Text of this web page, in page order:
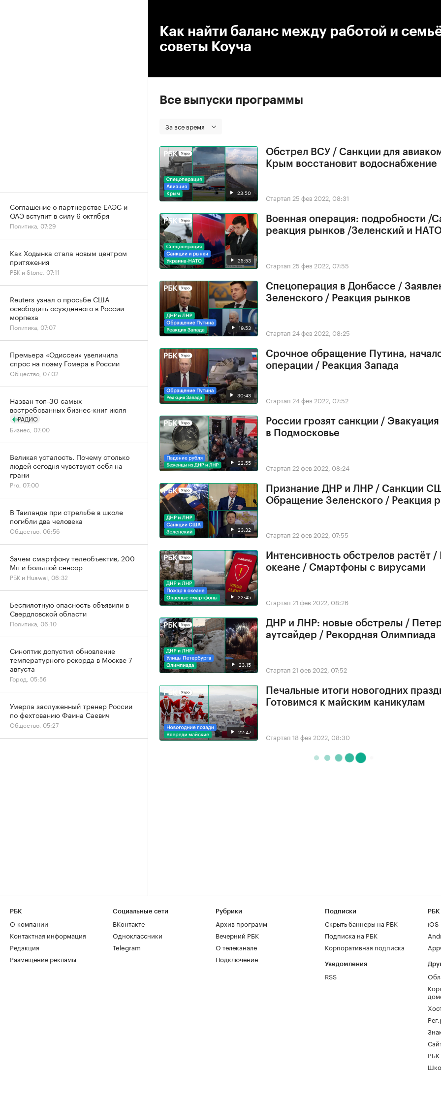
Как найти баланс между работой и
советы Коуча
Все выпуски программы
За все время
23:50
Обстрел ВСУ / Санкции для
Крым восстановит водоснабжение
Стартап 25 фев 2022, 08:31
25:53
Военная операция: подробности /
реакция рынков /Зеленский и
Стартап 25 фев 2022, 07:55
19:53
Спецоперация в Донбассе /
Зеленского / Реакция рынков
Стартап 24 фев 2022, 08:25
30:43
Срочное обращение Путина,
операции / Реакция Запада
Стартап 24 фев 2022, 07:52
22:55
России грозят санкции /
в Подмосковье
Стартап 22 фев 2022, 08:24
23:32
Признание ДНР и ЛНР / Санкции
Обращение Зеленского / Реакция
Стартап 22 фев 2022, 07:55
22:45
Интенсивность обстрелов растёт
океане / Смартфоны с вирусами
Стартап 21 фев 2022, 08:26
23:15
ДНР и ЛНР: новые обстрелы /
аутсайдер / Рекордная Олимпиада
Стартап 21 фев 2022, 07:52
22:47
Печальные итоги новогодних
Готовимся к майским каникулам
Стартап 18 фев 2022, 08:30
Соглашение о партнерстве ЕАЭС и
ОАЭ вступит в силу 6 октября
Политика, 07:29
Как Ходынка стала новым центром
притяжения
РБК и Stone, 07:11
Reuters узнал о просьбе США
освободить осужденного в России
морпеха
Политика, 07:07
Премьера «Одиссеи» увеличила
спрос на поэму Гомера в России
Общество, 07:02
Назван топ-30 самых
востребованных бизнес-книг июля
РАДИО
Бизнес, 07:00
Великая усталость. Почему столько
людей сегодня чувствуют себя на
грани
Pro, 07:00
В Таиланде при стрельбе в школе
погибли два человека
Общество, 06:56
Зачем смартфону телеобъектив, 200
Мп и большой сенсор
РБК и Huawei, 06:32
Беспилотную опасность объявили в
Свердловской области
Политика, 06:10
Синоптик допустил обновление
температурного рекорда в Москве 7
августа
Город, 05:56
Умерла заслуженный тренер России
по фехтованию Фаина Саевич
Общество, 05:27
РБК
О компании
Контактная информация
Редакция
Размещение рекламы
Социальные сети
ВКонтакте
Одноклассники
Telegram
Рубрики
Архив программ
Вечерний РБК
О телеканале
Подключение
Подписки
Скрыть баннеры на РБК
Подписка на РБК
Корпоративная подписка
Уведомления
RSS
РБК
iOS